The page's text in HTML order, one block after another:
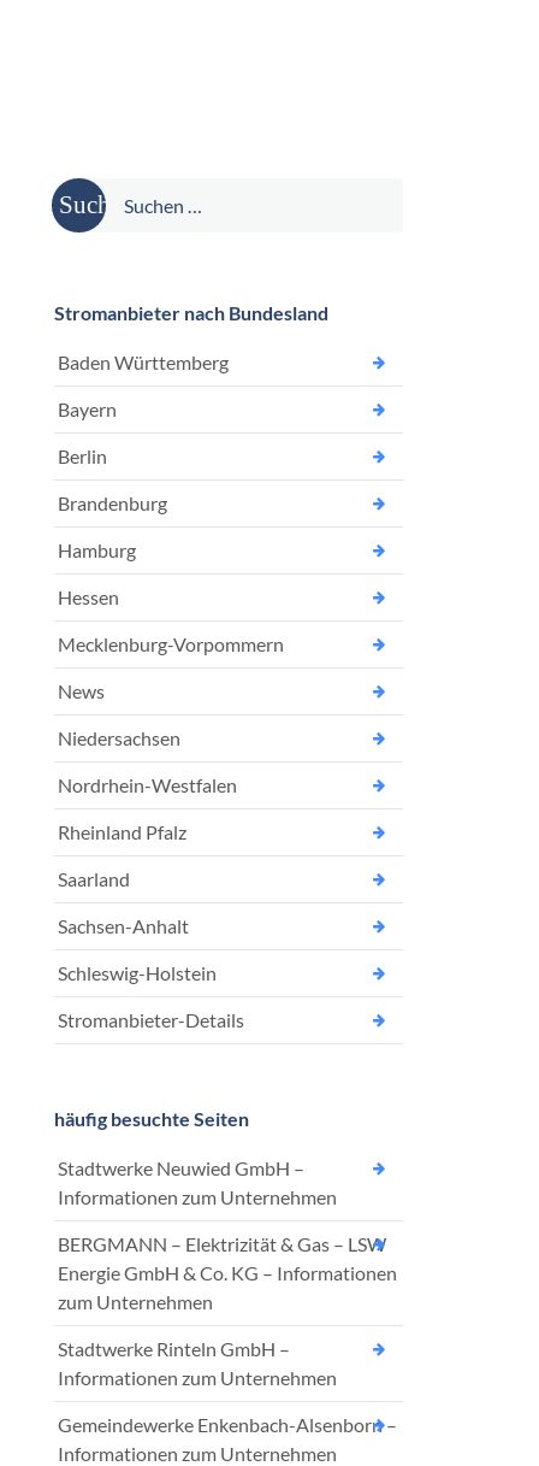
Suche
nach:
Stromanbieter nach Bundesland
Baden Württemberg
Bayern
Berlin
Brandenburg
Hamburg
Hessen
Mecklenburg-Vorpommern
News
Niedersachsen
Nordrhein-Westfalen
Rheinland Pfalz
Saarland
Sachsen-Anhalt
Schleswig-Holstein
Stromanbieter-Details
häufig besuchte Seiten
Stadtwerke Neuwied GmbH –
Informationen zum Unternehmen
BERGMANN – Elektrizität & Gas – LSW
Energie GmbH & Co. KG – Informationen
zum Unternehmen
Stadtwerke Rinteln GmbH –
Informationen zum Unternehmen
Gemeindewerke Enkenbach-Alsenborn –
Informationen zum Unternehmen